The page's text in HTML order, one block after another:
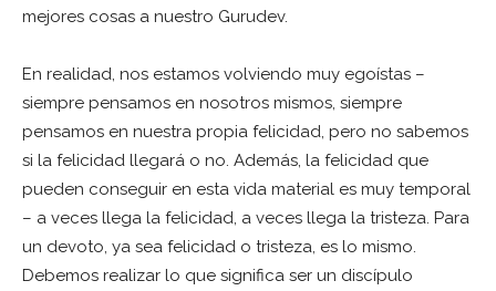
mejores cosas a nuestro Gurudev.
En realidad, nos estamos volviendo muy egoístas –
siempre pensamos en nosotros mismos, siempre
pensamos en nuestra propia felicidad, pero no sabemos
si la felicidad llegará o no. Además, la felicidad que
pueden conseguir en esta vida material es muy temporal
– a veces llega la felicidad, a veces llega la tristeza. Para
un devoto, ya sea felicidad o tristeza, es lo mismo.
Debemos realizar lo que significa ser un discípulo